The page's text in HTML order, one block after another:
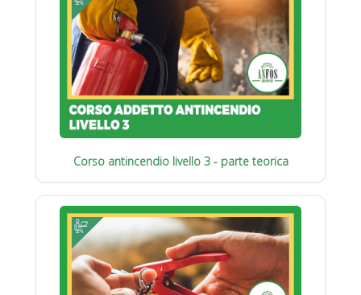
Corso antincendio livello 3 - parte teorica